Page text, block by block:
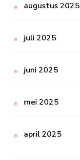
augustus 2025
juli 2025
juni 2025
mei 2025
april 2025